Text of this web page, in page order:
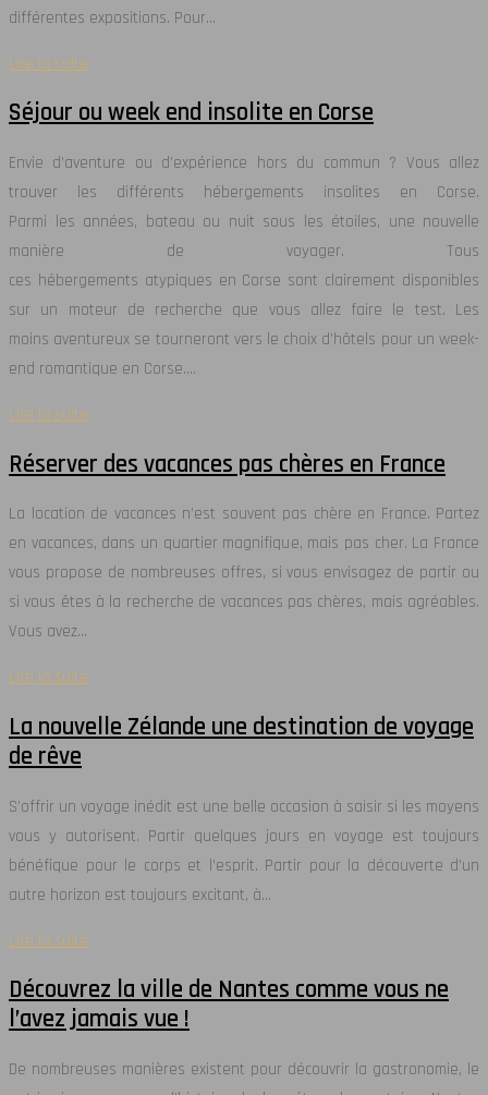
différentes expositions. Pour…
Lire la suite
Séjour ou week end insolite en Corse
Envie d’aventure ou d’expérience hors du commun ? Vous allez
trouver les différents hébergements insolites en Corse.
Parmi les années, bateau ou nuit sous les étoiles, une nouvelle
manière de voyager. Tous
ces hébergements atypiques en Corse sont clairement disponibles
sur un moteur de recherche que vous allez faire le test. Les
moins aventureux se tourneront vers le choix d’hôtels pour un week-
end romantique en Corse….
Lire la suite
Réserver des vacances pas chères en France
La location de vacances n’est souvent pas chère en France. Partez
en vacances, dans un quartier magnifique, mais pas cher. La France
vous propose de nombreuses offres, si vous envisagez de partir ou
si vous êtes à la recherche de vacances pas chères, mais agréables.
Vous avez…
Lire la suite
La nouvelle Zélande une destination de voyage
de rêve
S’offrir un voyage inédit est une belle occasion à saisir si les moyens
vous y autorisent. Partir quelques jours en voyage est toujours
bénéfique pour le corps et l’esprit. Partir pour la découverte d’un
autre horizon est toujours excitant, à…
Lire la suite
Découvrez la ville de Nantes comme vous ne
l’avez jamais vue !
De nombreuses manières existent pour découvrir la gastronomie, le